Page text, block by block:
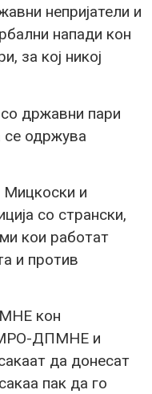
непријатели и
напади кон
за кој никој
државни пари
се одржува
и
со странски,
кои работат
и против
кон
ДПМНЕ и
да донесат
пак да го